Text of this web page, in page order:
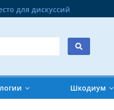
для дискуссий
Шкодиум